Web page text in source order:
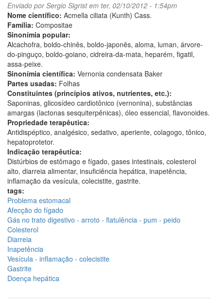
Enviado porSergio Sigristem ter, 02/10/2012 - 1:54pm
Nome científico: Acmella ciliata (Kunth) Cass.
Família: Compositae
Sinonímia popular:
Alcachofra, boldo-chinês, boldo-japonês, aloma, luman, árvore-
do-pinguço, boldo-goiano, cidreira-da-mata, heparém, figatil,
assa-peixe.
Sinonímia científica: Vernonia condensata Baker
Partes usadas: Folhas
Constituintes (princípios ativos, nutrientes, etc.):
Saponinas, glicosídeo cardiotônico (vernonina), substâncias
amargas (lactonas sesquiterpênicas), óleo essencial, flavonoides.
Propriedade terapêutica:
Antidispéptico, analgésico, sedativo, aperiente, colagogo, tônico,
hepatoprotetor.
Indicação terapêutica:
Distúrbios de estômago e fígado, gases intestinais, colesterol
alto, diarreia alimentar, insuficiência hepática, inapetência,
inflamação da vesícula, colecistite, gastrite.
tags:
Problema estomacal
Afecção do fígado
Gás no trato digestivo - arroto - flatulência - pum - peido
Colesterol
Diarreia
Inapetência
Vesícula - inflamação - colecistite
Gastrite
Doença hepática